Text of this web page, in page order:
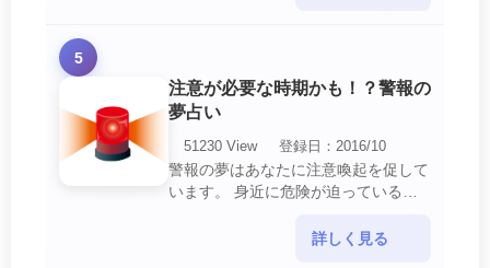
5
注意が必要な時期かも！？警報の
夢占い
51230 View
登録日：2016/10
警報の夢はあなたに注意喚起を促して
います。 身近に危険が迫っている暗
て危機を回避する事が必要です。 ま
詳しく見る